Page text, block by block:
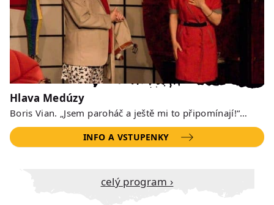
Hlava Medúzy
Boris Vian. „Jsem paroháč a ještě mi to připomínají!“…
INFO A VSTUPENKY
Celý program ›